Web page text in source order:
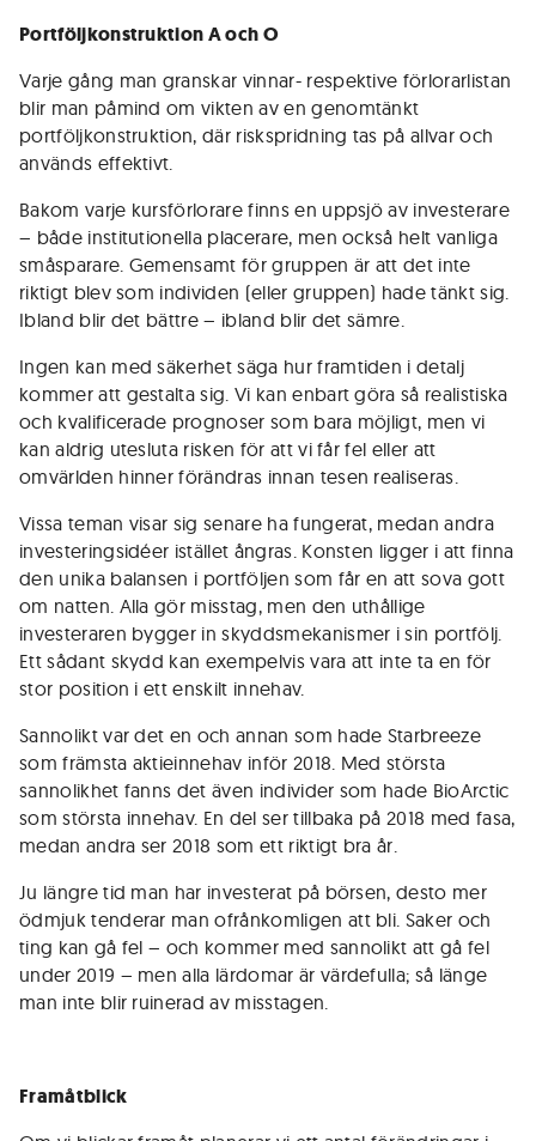
Portföljkonstruktion A och O
Varje gång man granskar vinnar- respektive förlorarlistan
blir man påmind om vikten av en genomtänkt
portföljkonstruktion, där riskspridning tas på allvar och
används effektivt.
Bakom varje kursförlorare finns en uppsjö av investerare
– både institutionella placerare, men också helt vanliga
småsparare. Gemensamt för gruppen är att det inte
riktigt blev som individen (eller gruppen) hade tänkt sig.
Ibland blir det bättre – ibland blir det sämre.
Ingen kan med säkerhet säga hur framtiden i detalj
kommer att gestalta sig. Vi kan enbart göra så realistiska
och kvalificerade prognoser som bara möjligt, men vi
kan aldrig utesluta risken för att vi får fel eller att
omvärlden hinner förändras innan tesen realiseras.
Vissa teman visar sig senare ha fungerat, medan andra
investeringsidéer istället ångras. Konsten ligger i att finna
den unika balansen i portföljen som får en att sova gott
om natten. Alla gör misstag, men den uthållige
investeraren bygger in skyddsmekanismer i sin portfölj.
Ett sådant skydd kan exempelvis vara att inte ta en för
stor position i ett enskilt innehav.
Sannolikt var det en och annan som hade Starbreeze
som främsta aktieinnehav inför 2018. Med största
sannolikhet fanns det även individer som hade BioArctic
som största innehav. En del ser tillbaka på 2018 med fasa,
medan andra ser 2018 som ett riktigt bra år.
Ju längre tid man har investerat på börsen, desto mer
ödmjuk tenderar man ofrånkomligen att bli. Saker och
ting kan gå fel – och kommer med sannolikt att gå fel
under 2019 – men alla lärdomar är värdefulla; så länge
man inte blir ruinerad av misstagen.
Framåtblick